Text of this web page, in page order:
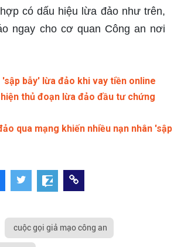
có dấu hiệu lừa đảo như trên,
ngay cho cơ quan Công an nơi
bẫy' lừa đảo khi vay tiền online
thủ đoạn lừa đảo đầu tư chứng
qua mạng khiến nhiều nạn nhân 'sập
cuộc gọi giả mạo công an